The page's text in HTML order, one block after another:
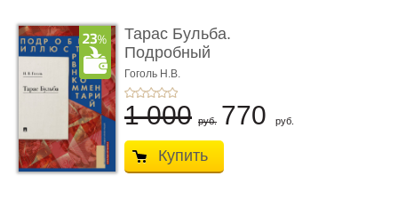
Тарас Бульба.
Подробный
иллюстрированный
комм ...
Гоголь Н.В.
1 000 руб. 770 руб.
Купить